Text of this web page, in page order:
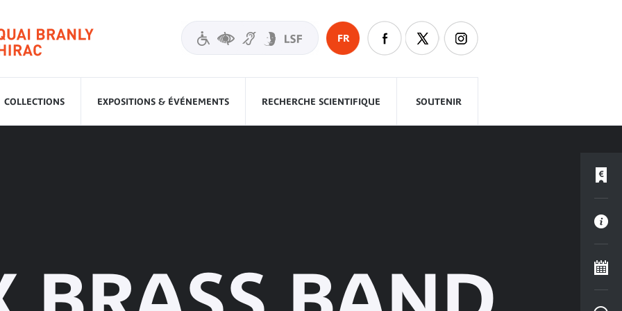
FR
COLLECTIONS EXPOSITIONS & ÉVÉNEMENTS RECHERCHE SCIENTIFIQUE SOUTENIR